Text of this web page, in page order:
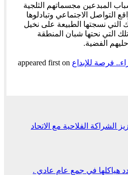
المبدعين مجسماتهم الثلجية
التواصل الاجتماعي وتبادلوها
التي نسجتها الطبيعة على نخيل
التي نحتها شبان المنطقة
الفضية.
فرصة للإبداع
الشراكة الفلاحية مع الاتحاد
هياكلها في جمع عام عادي .